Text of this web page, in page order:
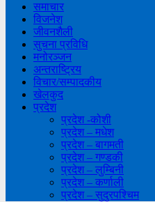
समाचार
विजनेश
जीवनशैली
सुचना प्रविधि
मनोरञ्जन
अन्तराष्ट्रिय
विचार/सम्पादकीय
खेलकुद
प्रदेश
प्रदेश -कोशी
प्रदेश – मधेश
प्रदेश – बागमती
प्रदेश – गण्डकी
प्रदेश – लुम्बिनी
प्रदेश – कर्णाली
प्रदेश – सुदुरपश्चिम